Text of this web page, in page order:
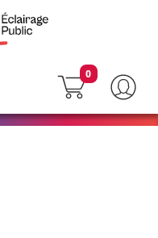
0